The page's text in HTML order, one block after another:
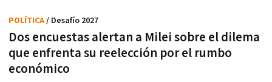
Dos encuestas alertan a Milei sobre el dilema
que enfrenta su reelección por el rumbo
económico
POLÍTICA/ Desafío 2027